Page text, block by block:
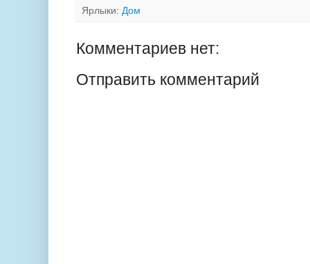
Ярлыки: Дом
Комментариев нет:
Отправить комментарий